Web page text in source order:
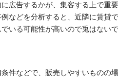
広告するかが、集客する上で重要
などを分析すると、近隣に賃貸
いる可能性が高いので兎はないで
件などで、販売しやすいものの